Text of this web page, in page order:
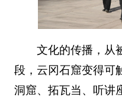
文化的传播，从
段，云冈石窟变得可
洞窟、拓瓦当、听